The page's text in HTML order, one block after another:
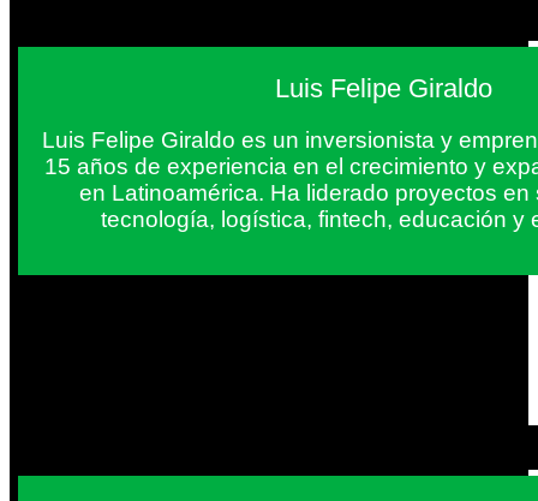
Luis Felipe Giraldo
Luis Felipe Giraldo es un inversionista y
15 años de experiencia en el crecimiento y
en Latinoamérica. Ha liderado proyectos en
tecnología, logística, fintech, educación y